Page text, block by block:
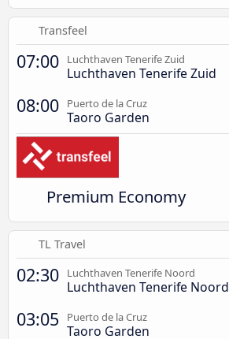
Transfeel
07:00 Luchthaven Tenerife Zuid
Luchthaven Tenerife Zuid
08:00 Puerto de la Cruz
Taoro Garden
Premium Economy
TL Travel
02:30 Luchthaven Tenerife Noord
Luchthaven Tenerife Noord
03:05 Puerto de la Cruz
Taoro Garden